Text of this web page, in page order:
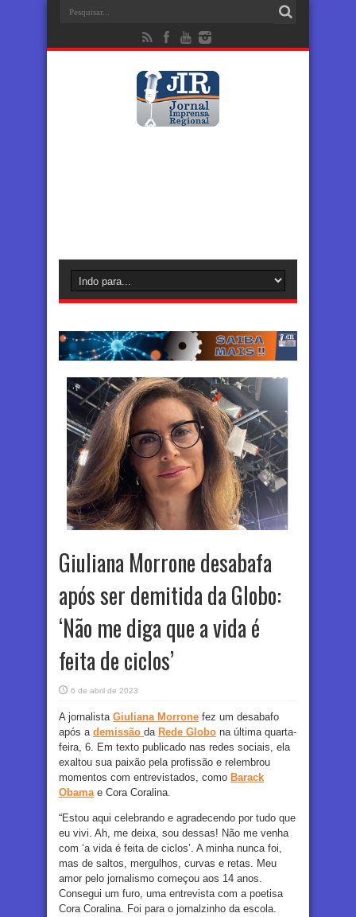
Giuliana Morrone desabafa
após ser demitida da Globo:
‘Não me diga que a vida é
feita de ciclos’
6 de abril de 2023
A jornalista Giuliana Morrone fez um desabafo
após a demissão da Rede Globo na última quarta-
feira, 6. Em texto publicado nas redes sociais, ela
exaltou sua paixão pela profissão e relembrou
momentos com entrevistados, como Barack
Obamae Cora Coralina.
“Estou aqui celebrando e agradecendo por tudo que
eu vivi. Ah, me deixa, sou dessas! Não me venha
com ‘a vida é feita de ciclos’. A minha nunca foi,
mas de saltos, mergulhos, curvas e retas. Meu
amor pelo jornalismo começou aos 14 anos.
Consegui um furo, uma entrevista com a poetisa
Cora Coralina. Foi para o jornalzinho da escola.